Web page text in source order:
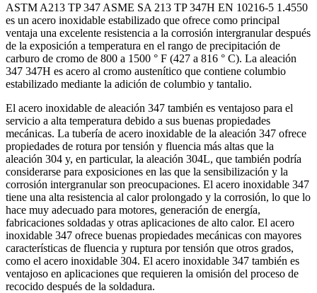
ASTM A213 TP 347 ASME SA 213 TP 347H EN 10216-5 1.4550
es un acero inoxidable estabilizado que ofrece como principal
ventaja una excelente resistencia a la corrosión intergranular después
de la exposición a temperatura en el rango de precipitación de
carburo de cromo de 800 a 1500 ° F (427 a 816 ° C). La aleación
347 347H es acero al cromo austenítico que contiene columbio
estabilizado mediante la adición de columbio y tantalio.
El acero inoxidable de aleación 347 también es ventajoso para el
servicio a alta temperatura debido a sus buenas propiedades
mecánicas. La tubería de acero inoxidable de la aleación 347 ofrece
propiedades de rotura por tensión y fluencia más altas que la
aleación 304 y, en particular, la aleación 304L, que también podría
considerarse para exposiciones en las que la sensibilización y la
corrosión intergranular son preocupaciones. El acero inoxidable 347
tiene una alta resistencia al calor prolongado y la corrosión, lo que lo
hace muy adecuado para motores, generación de energía,
fabricaciones soldadas y otras aplicaciones de alto calor. El acero
inoxidable 347 ofrece buenas propiedades mecánicas con mayores
características de fluencia y ruptura por tensión que otros grados,
como el acero inoxidable 304. El acero inoxidable 347 también es
ventajoso en aplicaciones que requieren la omisión del proceso de
recocido después de la soldadura.